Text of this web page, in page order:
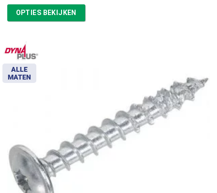
tot
€15,42
OPTIES BEKIJKEN
ALLE
MATEN